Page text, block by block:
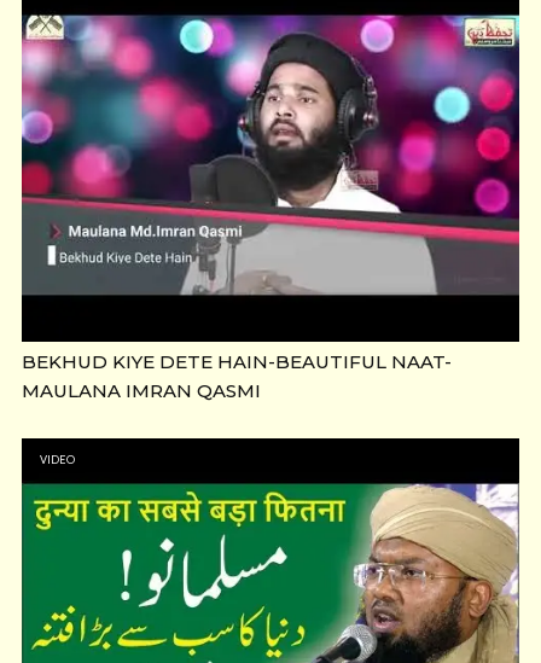
BEKHUD KIYE DETE HAIN-BEAUTIFUL NAAT-
MAULANA IMRAN QASMI
VIDEO